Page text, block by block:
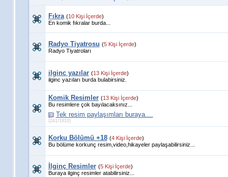
Fıkra (10 Kişi İçerde)
En komik fıkralar burda...
Radyo Tiyatrosu (5 Kişi İçerde)
Radyo Tiyatroları
ilginc yazılar (13 Kişi İçerde)
ilginc yazıları burda bulabirsiniz.
Komik Resimler (13 Kişi İçerde)
Bu resimlere çok bayılacaksınız...
Tek resim paylaşımları buraya....
(241/1810)
Korku Bölümü +18 (4 Kişi İçerde)
Bu bölüme korkunç resim,video,hikayeler paylaşabilirsiniz...
İlginç Resimler (5 Kişi İçerde)
Buraya ilginç resimler atabilirsiniz...